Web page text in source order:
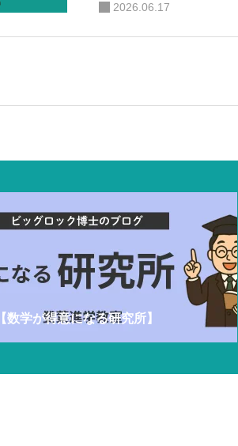
2026.06.17
【数学が得意になる研究所】